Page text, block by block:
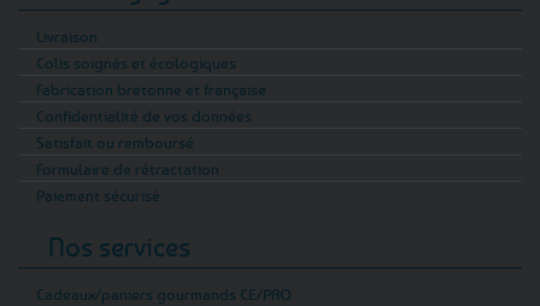
Livraison
Colis soignés et écologiques
Fabrication bretonne et française
Confidentialité de vos données
Satisfait ou remboursé
Formulaire de rétractation
Paiement sécurisé
Nos services
Cadeaux/paniers gourmands CE/PRO